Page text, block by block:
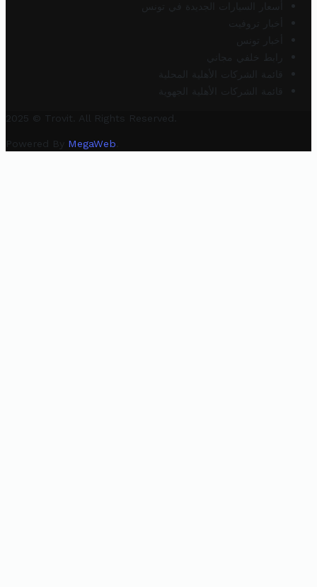
أسعار السيارات الجديدة في تونس
أخبار تروفيت
أخبار تونس
رابط خلفي مجاني
قائمة الشركات الأهلية المحلية
قائمة الشركات الأهلية الجهوية
2025 © Trovit. All Rights Reserved.
Powered By MegaWeb